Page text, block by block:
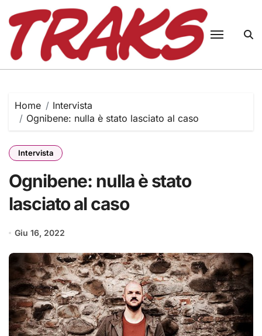
content
Home
Intervista
Ognibene: nulla è stato lasciato al caso
Intervista
Ognibene: nulla è stato
lasciato al caso
Giu 16, 2022